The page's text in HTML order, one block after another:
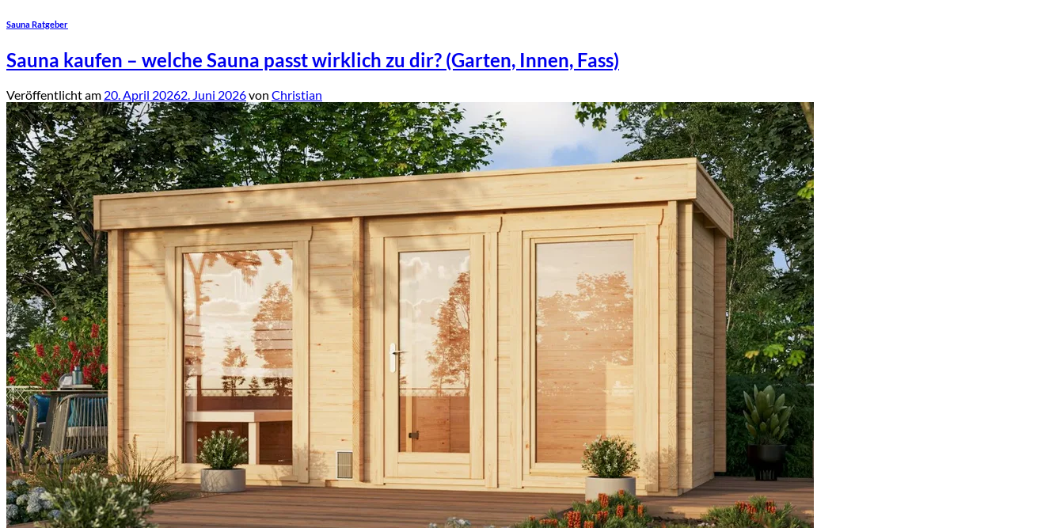
Sauna Ratgeber
Sauna kaufen – welche Sauna passt wirklich zu dir? (Garten, Innen, Fass)
Veröffentlicht am 20. April 20262. Juni 2026von Christian